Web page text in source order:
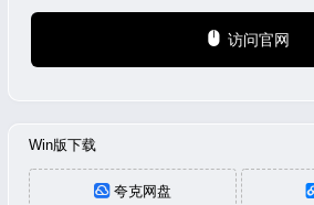
访问官网
Win版下载
夸克网盘